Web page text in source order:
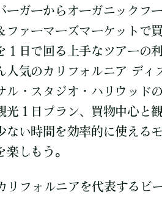
ーガーからオーガニックフ
ファーマーズマーケットで
１日で回る上手なツアーの
人気のカリフォルニア ディ
ル・スタジオ・ハリウッド
光１日プラン、買物中心と
ない時間を効率的に使える
しもう。
リフォルニアを代表するビ